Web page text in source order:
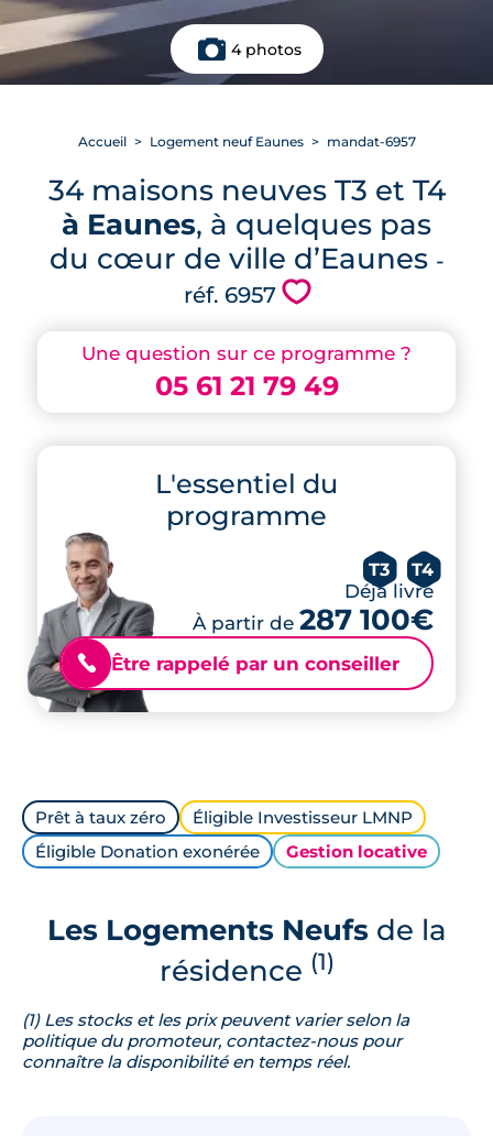
4 photos
Une question sur ce programme ?
05 61 21 79 49
L'essentiel du
programme
T3 T4
Déjà livré
À partir de 287 100€
📞 Être rappelé par un conseiller
Accueil Logement neuf Eaunes mandat-6957
34 maisons neuves T3 et T4
à Eaunes, à quelques pas
du cœur de ville d’Eaunes -
réf. 6957 💗
Prêt à taux zéro
Éligible Investisseur LMNP
Éligible Donation exonérée
Gestion locative
Les Logements Neufsde la
résidence (1)
(1) Les stocks et les prix peuvent varier selon la
politique du promoteur, contactez-nous pour
connaître la disponibilité en temps réel.